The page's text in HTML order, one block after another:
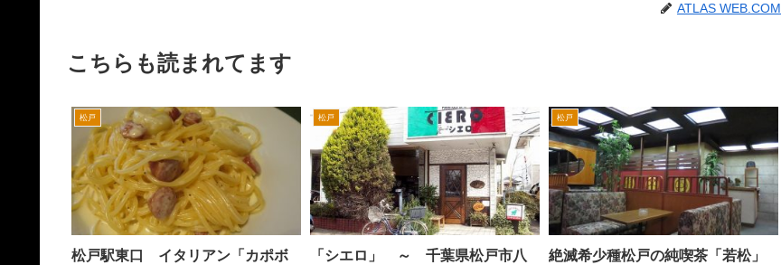
ATLAS WEB.COM
こちらも読まれてます
松戸
松戸駅東口 イタリアン「カポボ
松戸
「シエロ」 ～ 千葉県松戸市八
松戸
絶滅希少種松戸の純喫茶「若松」